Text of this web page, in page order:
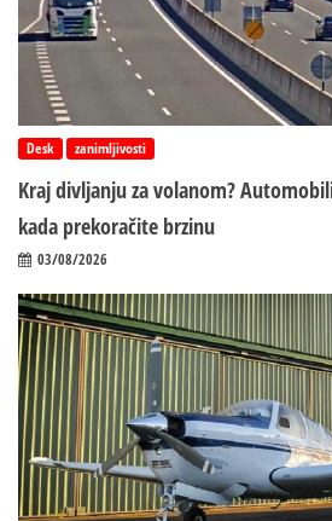
Desk zanimljivosti
Kraj divljanju za volanom?
kada prekoračite brzinu
03/08/2026